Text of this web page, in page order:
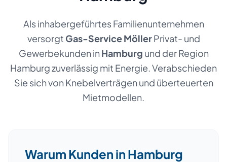
Als inhabergeführtes Familienunternehmen
versorgt Gas-Service MöllerPrivat- und
Gewerbekunden in Hamburg und der Region
Hamburgzuverlässig mit Energie. Verabschieden
Sie sich von Knebelverträgen und überteuerten
Mietmodellen.
Warum Kunden in Hamburg